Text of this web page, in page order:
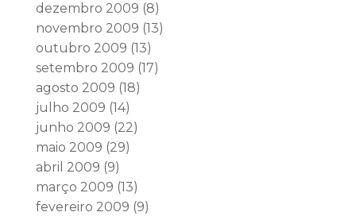
dezembro 2009 (8)
novembro 2009 (13)
outubro 2009 (13)
setembro 2009 (17)
agosto 2009 (18)
julho 2009 (14)
junho 2009 (22)
maio 2009 (29)
abril 2009 (9)
março 2009 (13)
fevereiro 2009 (9)